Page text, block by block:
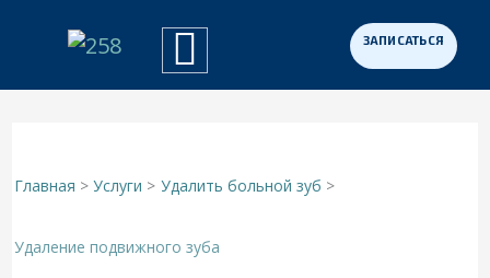
Главная Услуги Удалить больной зуб
Удаление подвижного зуба